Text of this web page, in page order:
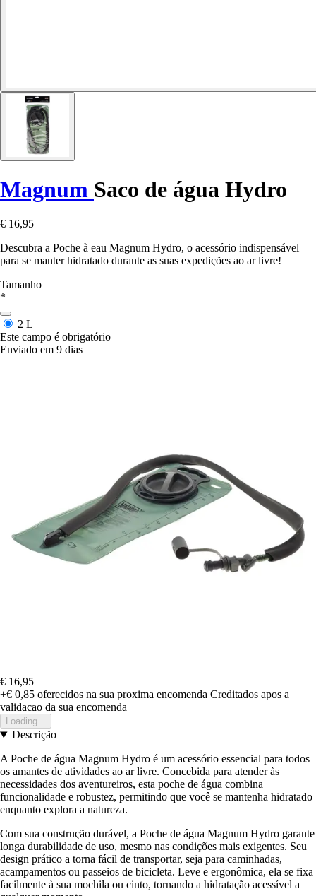
Magnum Saco de água Hydro
€ 16,95
Descubra a Poche à eau Magnum Hydro, o acessório indispensável
para se manter hidratado durante as suas expedições ao ar livre!
Tamanho
*
2 L
Este campo é obrigatório
Enviado em 9 dias
€ 16,95
+€ 0,85 oferecidos na sua proxima encomenda Creditados apos a
validacao da sua encomenda
Loading...
Descrição
A Poche de água Magnum Hydro é um acessório essencial para todos
os amantes de atividades ao ar livre. Concebida para atender às
necessidades dos aventureiros, esta poche de água combina
funcionalidade e robustez, permitindo que você se mantenha hidratado
enquanto explora a natureza.
Com sua construção durável, a Poche de água Magnum Hydro garante
longa durabilidade de uso, mesmo nas condições mais exigentes. Seu
design prático a torna fácil de transportar, seja para caminhadas,
acampamentos ou passeios de bicicleta. Leve e ergonômica, ela se fixa
facilmente à sua mochila ou cinto, tornando a hidratação acessível a